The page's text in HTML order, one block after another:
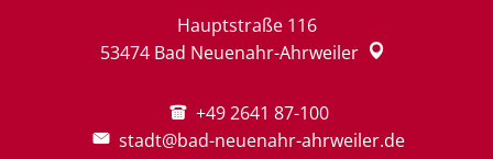
Hauptstraße 116
53474 Bad Neuenahr-Ahrweiler
+49 2641 87-100
stadt@bad-neuenahr-ahrweiler.de